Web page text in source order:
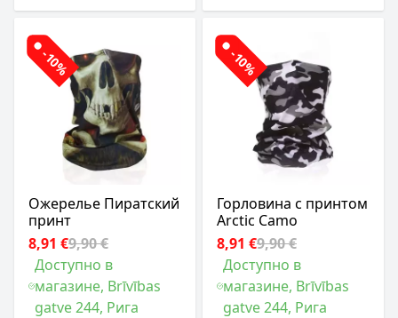
-10%
Ожерелье Пиратский
принт
8,91 €9,90 €
Доступно в
магазине, Brīvības
gatve 244, Рига
-10%
Горловина с принтом
Arctic Camo
8,91 €9,90 €
Доступно в
магазине, Brīvības
gatve 244, Рига